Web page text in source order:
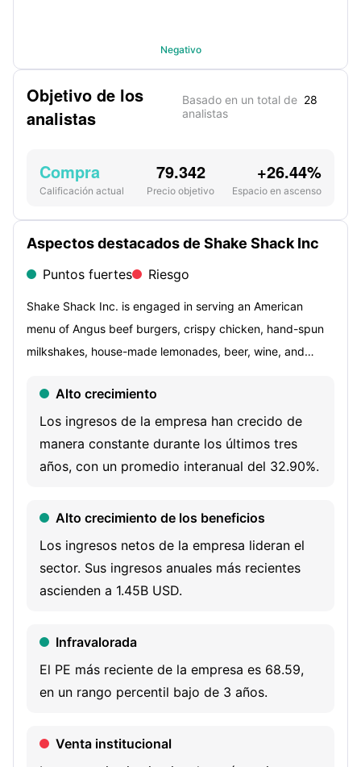
Negativo
Aspectos destacados de Shake Shack Inc
Puntos fuertes Riesgo
Shake Shack Inc. is engaged in serving an American
menu of Angus beef burgers, crispy chicken, hand-spun
milkshakes, house-made lemonades, beer, wine, and
beverages, carefully crafted from a range of classic
American foods. Its burger categories include
ShackBurger, SmokeShack, Shroom Burger (a vegetarian
burger), Shack Stack, Avocado Bacon Burger and
and Chicken Bites. It also offers wines, including Shack
Abita Root Beer, Shack-made lemonade, organic fresh
brewed iced tea, Fifty/Fifty, Honest Kids organic apple
juice and Shack2O bottled still and sparkling waters. The
system-wide, including over 370 in 34 U.S. States and the
District of Columbia, and over 200 international locations
across London, Hong Kong, Shanghai, Singapore, Mexico
Alto crecimiento
Los ingresos de la empresa han crecido de
manera constante durante los últimos tres
años, con un promedio interanual del 32.90%.
Alto crecimiento de los beneficios
Los ingresos netos de la empresa lideran el
sector. Sus ingresos anuales más recientes
ascienden a 1.45B USD.
Infravalorada
El PE más reciente de la empresa es 68.59,
en un rango percentil bajo de 3 años.
Venta institucional
Objetivo de los
analistas
Basado en un total de 28
analistas
Compra
Calificación actual
79.342
Precio objetivo
+26.44%
Espacio en ascenso